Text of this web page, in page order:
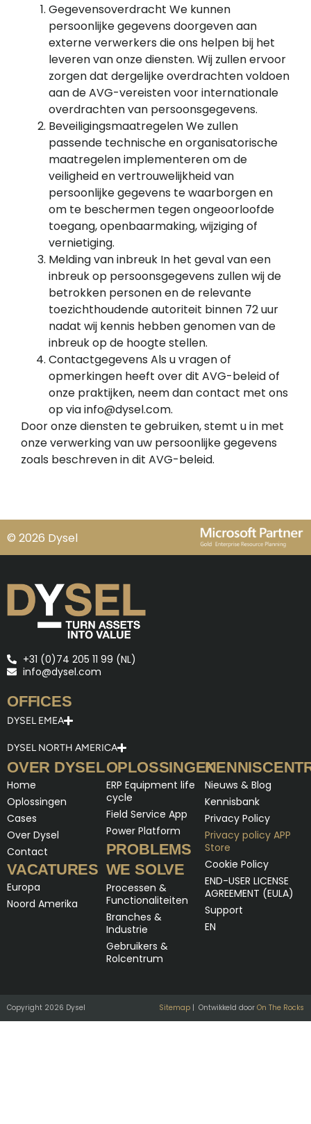
Gegevensoverdracht We kunnen
persoonlijke gegevens doorgeven aan
externe verwerkers die ons helpen bij het
leveren van onze diensten. Wij zullen ervoor
zorgen dat dergelijke overdrachten voldoen
aan de AVG-vereisten voor internationale
overdrachten van persoonsgegevens.
Beveiligingsmaatregelen We zullen
passende technische en organisatorische
maatregelen implementeren om de
veiligheid en vertrouwelijkheid van
persoonlijke gegevens te waarborgen en
om te beschermen tegen ongeoorloofde
toegang, openbaarmaking, wijziging of
vernietiging.
Melding van inbreuk In het geval van een
inbreuk op persoonsgegevens zullen wij de
betrokken personen en de relevante
toezichthoudende autoriteit binnen 72 uur
nadat wij kennis hebben genomen van de
inbreuk op de hoogte stellen.
Contactgegevens Als u vragen of
opmerkingen heeft over dit AVG-beleid of
onze praktijken, neem dan contact met ons
op via info@dysel.com.
Door onze diensten te gebruiken, stemt u in met
onze verwerking van uw persoonlijke gegevens
zoals beschreven in dit AVG-beleid.
© 2026 Dysel
+31 (0)74 205 11 99 (NL)
info@dysel.com
OFFICES
DYSEL EMEA
DYSEL NORTH AMERICA
OVER DYSEL
Home
Oplossingen
Cases
Over Dysel
Contact
VACATURES
Europa
Noord Amerika
OPLOSSINGEN
ERP Equipment life
cycle
Field Service App
Power Platform
PROBLEMS
WE SOLVE
Processen &
Functionaliteiten
Branches &
Industrie
Gebruikers &
Rolcentrum
Nieuws & Blog
Kennisbank
Privacy Policy
Privacy policy APP
Store
Cookie Policy
END-USER LICENSE
AGREEMENT (EULA)
Support
EN
Copyright 2026 Dysel Sitemap | Ontwikkeld door On The Rocks